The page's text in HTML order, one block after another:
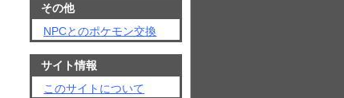
その他
NPCとのポケモン交換
サイト情報
このサイトについて